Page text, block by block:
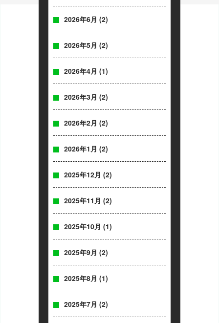
2026年6月 (2)
2026年5月 (2)
2026年4月 (1)
2026年3月 (2)
2026年2月 (2)
2026年1月 (2)
2025年12月 (2)
2025年11月 (2)
2025年10月 (1)
2025年9月 (2)
2025年8月 (1)
2025年7月 (2)